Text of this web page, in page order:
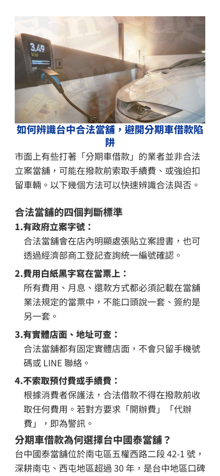
如何辨識台中合法當舖，避開分期車借款陷
阱
市面上有些打著「分期車借款」的業者並非合法
立案當舖，可能在撥款前索取手續費、或強迫扣
留車輛。以下幾個方法可以快速辨識合法與否。
合法當舖的四個判斷標準
1.有政府立案字號：
合法當舖會在店內明顯處張貼立案證書，也可
透過經濟部商工登記查詢統一編號確認。
2.費用白紙黑字寫在當票上：
所有費用、月息、還款方式都必須記載在當舖
業法規定的當票中，不能口頭說一套、簽約是
另一套。
3.有實體店面、地址可查：
合法當舖都有固定實體店面，不會只留手機號
碼或 LINE 聯絡。
4.不索取預付費或手續費：
根據消費者保護法，合法借款不得在撥款前收
取任何費用。若對方要求「開辦費」「代辦
費」，即為警訊。
分期車借款為何選擇台中國泰當舖？
台中國泰當舖位於南屯區五權西路二段 42-1 號，
深耕南屯、西屯地區超過 30 年，是台中地區口碑